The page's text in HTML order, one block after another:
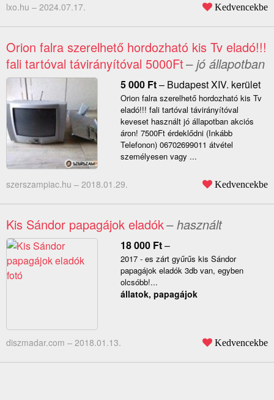
lxo.hu – 2024.07.17. Kedvencekbe
Orion falra szerelhető hordozható kis Tv eladó!!!
fali tartóval távirányítóval 5000Ft– jó állapotban
5 000 Ft– Budapest XIV. kerület
Orion falra szerelhető hordozható kis Tv
eladó!!! fali tartóval távirányítóval
keveset használt jó állapotban akciós
áron! 7500Ft érdeklődni (Inkább
Telefonon) 06702699011 átvétel
személyesen vagy ...
szerszampiac.hu – 2018.01.29. Kedvencekbe
Kis Sándor papagájok eladók– használt
18 000 Ft–
2017 - es zárt gyűrűs kis Sándor
papagájok eladók 3db van, egyben
olcsóbb!...
állatok, papagájok
diszmadar.com – 2018.01.13. Kedvencekbe